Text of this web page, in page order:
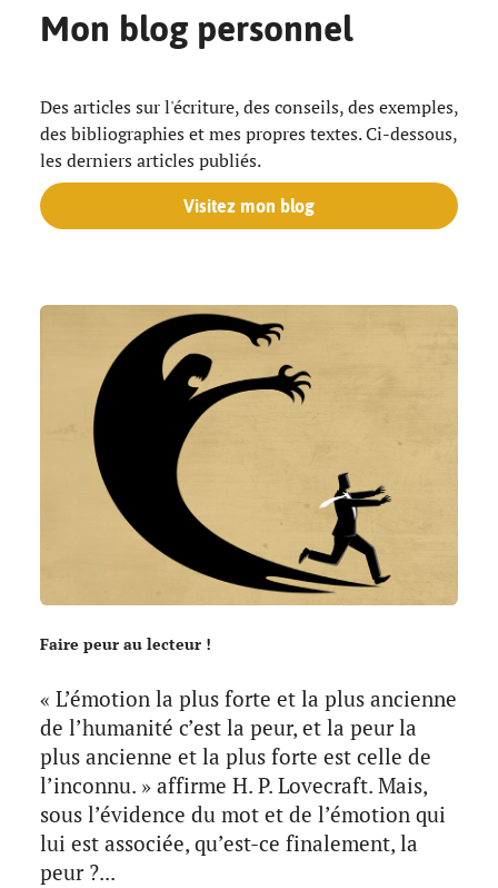
Mon blog personnel
Des articles sur l'écriture, des conseils, des exemples,
des bibliographies et mes propres textes. Ci-dessous,
les derniers articles publiés.
Visitez mon blog
Faire peur au lecteur !
« L’émotion la plus forte et la plus ancienne
de l’humanité c’est la peur, et la peur la
plus ancienne et la plus forte est celle de
l’inconnu. » affirme H. P. Lovecraft. Mais,
sous l’évidence du mot et de l’émotion qui
lui est associée, qu’est-ce finalement, la
peur ?...